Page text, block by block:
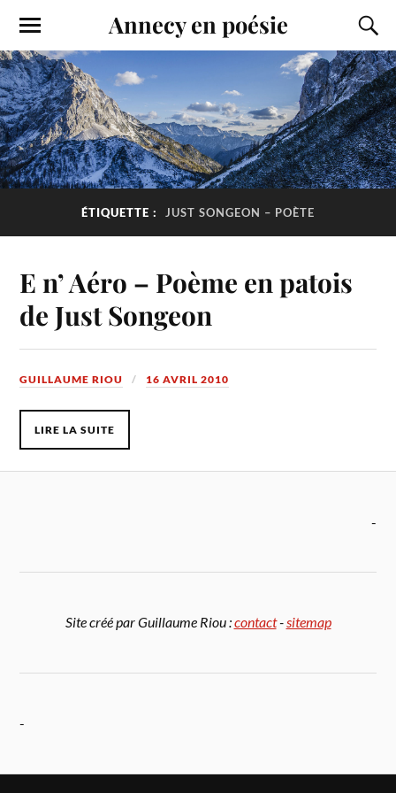
Annecy en poésie
ÉTIQUETTE : JUST SONGEON – POÈTE
E n’ Aéro – Poème en patois
de Just Songeon
GUILLAUME RIOU 16 AVRIL 2010
LIRE LA SUITE
-
Site créé par Guillaume Riou :contact-sitemap
-